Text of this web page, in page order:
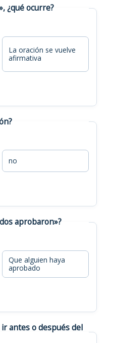
¿qué ocurre?
La oración se vuelve
afirmativa
no
aprobaron»?
Que alguien haya
aprobado
antes o después del